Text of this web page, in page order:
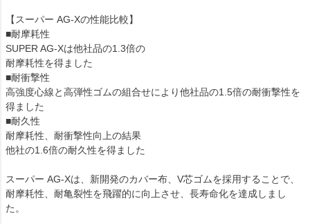
【スーパー AG-Xの性能比較】
■耐摩耗性
SUPER AG-Xは他社品の1.3倍の
耐摩耗性を得ました
■耐衝撃性
高強度心線と高弾性ゴムの組合せにより他社品の1.5倍の耐衝撃性を
得ました
■耐久性
耐摩耗性、耐衝撃性向上の結果
他社の1.6倍の耐久性を得ました
スーパー AG-Xは、新開発のカバー布、V芯ゴムを採用することで、
耐摩耗性、耐亀裂性を飛躍的に向上させ、長寿命化を達成しまし
た。